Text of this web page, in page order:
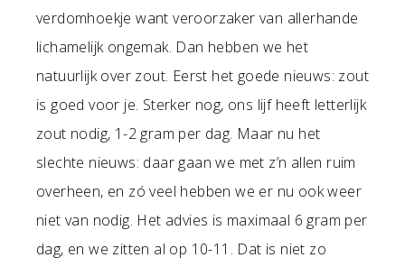
verdomhoekje want veroorzaker van allerhande
lichamelijk ongemak. Dan hebben we het
natuurlijk over zout. Eerst het goede nieuws: zout
is goed voor je. Sterker nog, ons lijf heeft letterlijk
zout nodig, 1-2 gram per dag. Maar nu het
slechte nieuws: daar gaan we met z’n allen ruim
overheen, en zó veel hebben we er nu ook weer
niet van nodig. Het advies is maximaal 6 gram per
dag, en we zitten al op 10-11. Dat is niet zo